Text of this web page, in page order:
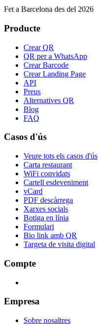
Fet a Barcelona des del 2026
Producte
Crear QR
QR per a WhatsApp
Crear Barcode
Crear Landing Page
API
Preus
Alternatives QR
Blog
FAQ
Casos d'ús
Veure tots els casos d'ús
Carta restaurant
WiFi convidats
Cartell esdeveniment
vCard
PDF descàrrega
Xarxes socials
Botiga en línia
Formulari
Bio link amb QR
Targeta de visita digital
Compte
Empresa
Sobre nosaltres